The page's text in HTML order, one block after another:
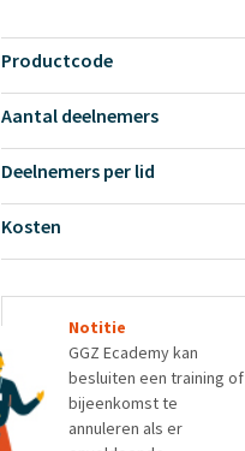
Productcode
Aantal deelnemers
Deelnemers per lid
Kosten
Notitie
GGZ Ecademy kan
besluiten een training of
bijeenkomst te
annuleren als er